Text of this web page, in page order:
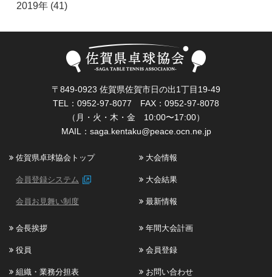
2019年 (41)
〒849-0923 佐賀県佐賀市日の出1丁目19-49
TEL：0952-97-8077 FAX：0952-97-8078
（月・火・木・金 10:00〜17:00）
MAIL： saga.kentaku@peace.ocn.ne.jp
佐賀県卓球協会トップ
会員登録システム
会員お見舞い制度
大会情報
大会結果
最新情報
会長挨拶
役員
組織・業務分担表
年間大会計画
会員登録
お問い合わせ